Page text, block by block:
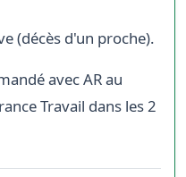
(décès d'un proche).
avec AR au
Travail dans les 2